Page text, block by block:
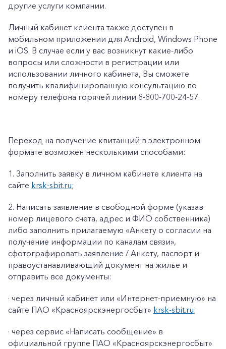
другие услуги компании.
Личный кабинет клиента также доступен в
мобильном приложении для Android, Windows Phone
и iOS. В случае если у вас возникнут какие-либо
вопросы или сложности в регистрации или
использовании личного кабинета, Вы сможете
получить квалифицированную консультацию по
номеру телефона горячей линии 8-800-700-24-57.
Переход на получение квитанций в электронном
формате возможен несколькими способами:
1. Заполнить заявку в личном кабинете клиента на
сайте krsk-sbit.ru;
2. Написать заявление в свободной форме (указав
номер лицевого счета, адрес и ФИО собственника)
либо заполнить прилагаемую «Анкету о согласии на
получение информации по каналам связи»,
сфотографировать заявление / Анкету, паспорт и
правоустанавливающий документ на жилье и
отправить все документы:
· через личный кабинет или «Интернет-приемную» на
сайте ПАО «Красноярскэнергосбыт» krsk-sbit.ru;
· через сервис «Написать сообщение» в
официальной группе ПАО «Красноярскэнергосбыт»